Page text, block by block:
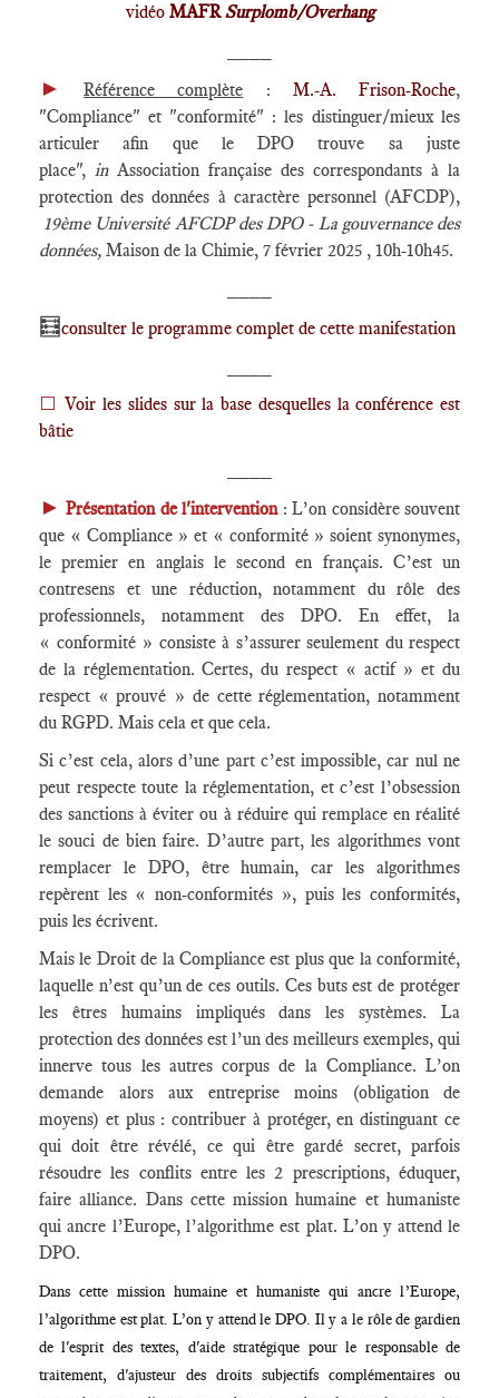
vidéoMAFRSurplomb/Overhang
► Référence complète : M.-A. Frison-Roche,
"Compliance" et "conformité" : les distinguer/mieux les
articuler afin que le DPO trouve sa juste
place", inAssociation française des correspondants à la
protection des données à caractère personnel (AFCDP),
19ème Université AFCDP des DPO - La gouvernance des
données, Maison de la Chimie, 7 février 2025 , 10h-10h45.
🧮consulter le programme complet de cette manifestation
⬜ Voir les slides sur la base desquelles la conférence est
bâtie
► Présentation de l'intervention: L’on considère souvent
que « Compliance » et « conformité » soient synonymes,
le premier en anglais le second en français. C’est un
contresens et une réduction, notamment du rôle des
professionnels, notamment des DPO. En effet, la
« conformité » consiste à s’assurer seulement du respect
de la réglementation. Certes, du respect « actif » et du
respect « prouvé » de cette réglementation, notamment
du RGPD. Mais cela et que cela.
Si c’est cela, alors d’une part c’est impossible, car nul ne
peut respecte toute la réglementation, et c’est l’obsession
des sanctions à éviter ou à réduire qui remplace en réalité
le souci de bien faire. D’autre part, les algorithmes vont
remplacer le DPO, être humain, car les algorithmes
repèrent les « non-conformités », puis les conformités,
puis les écrivent.
Mais le Droit de la Compliance est plus que la conformité,
laquelle n’est qu’un de ces outils. Ces buts est de protéger
les êtres humains impliqués dans les systèmes. La
protection des données est l’un des meilleurs exemples, qui
innerve tous les autres corpus de la Compliance. L’on
demande alors aux entreprise moins (obligation de
moyens) et plus : contribuer à protéger, en distinguant ce
qui doit être révélé, ce qui être gardé secret, parfois
résoudre les conflits entre les 2 prescriptions, éduquer,
faire alliance. Dans cette mission humaine et humaniste
qui ancre l’Europe, l’algorithme est plat. L’on y attend le
DPO.
Dans cette mission humaine et humaniste qui ancre l’Europe,
l’algorithme est plat. L’on y attend le DPO. Il y a le rôle de gardien
de l'esprit des textes, d'aide stratégique pour le responsable de
traitement, d'ajusteur des droits subjectifs complémentaires ou